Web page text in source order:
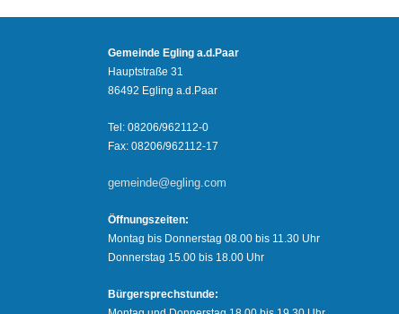
Gemeinde Egling a.d.Paar
Hauptstraße 31
86492 Egling a.d.Paar
Tel: 08206/962112-0
Fax: 08206/962112-17
gemeinde@egling.com
Öffnungszeiten:
Montag bis Donnerstag 08.00 bis 11.30 Uhr
Donnerstag 15.00 bis 18.00 Uhr
Bürgersprechstunde: